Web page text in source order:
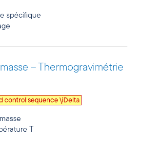
spécifique
– Thermogravimétrie
control sequence \iDelta
T